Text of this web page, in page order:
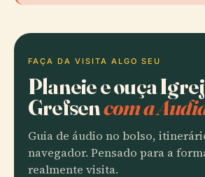
FAÇA DA VISITA ALGO SEU
Planeie e ouça
Grefsencom a
Guia de áudio no bolso,
navegador. Pensado para a
realmente visita.